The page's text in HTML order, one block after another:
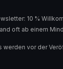
10 %
oft ab einem
werden vor der